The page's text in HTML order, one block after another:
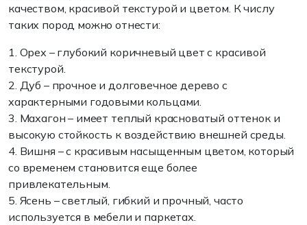
качеством, красивой текстурой и цветом. К числу
таких пород можно отнести:
1. Орех– глубокий коричневый цвет с красивой
текстурой.
2. Дуб – прочное и долговечное дерево с
характерными годовыми кольцами.
3. Махагон – имеет теплый красноватый оттенок и
высокую стойкость к воздействию внешней среды.
4. Вишня – с красивым насыщенным цветом, который
со временем становится еще более
привлекательным.
5. Ясень – светлый, гибкий и прочный, часто
используется в мебели и паркетах.